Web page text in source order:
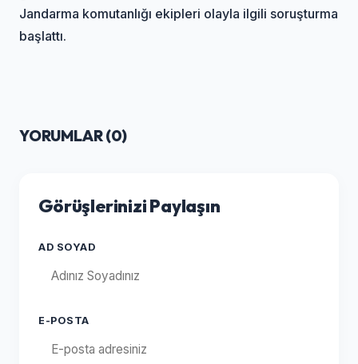
Jandarma komutanlığı ekipleri olayla ilgili soruşturma
başlattı.
YORUMLAR (0)
Görüşlerinizi Paylaşın
AD SOYAD
E-POSTA